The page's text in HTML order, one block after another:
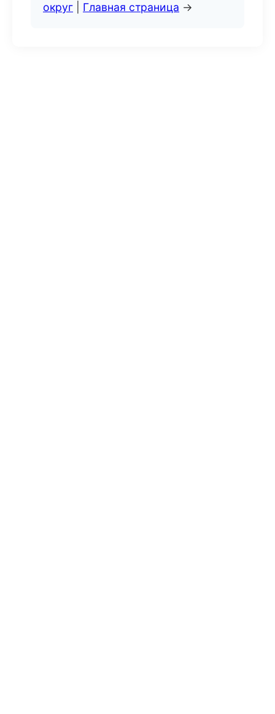
округ
Главная страница →